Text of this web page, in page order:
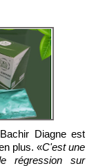
plus. «C'est une
régression sur